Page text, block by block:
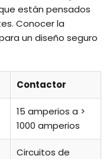
están pensados
Conocer la
un diseño seguro
Contactor
15 amperios a >
1000 amperios
Circuitos de